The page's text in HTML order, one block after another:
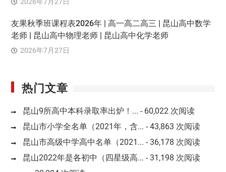
友果秋季班课程表2026年 | 高一高二高三 | 昆山高中数学
老师 | 昆山高中物理老师 | 昆山高中化学老师
2026年7月27日
热门文章
昆山9所高中本科录取率出炉！... - 60,022 次阅读
昆山市小学全名单（2021年，含... - 43,863 次阅读
昆山市高级中学高中名单（2021... - 36,178 次阅读
昆山2022年是各初中（四星级高... - 31,198 次阅读